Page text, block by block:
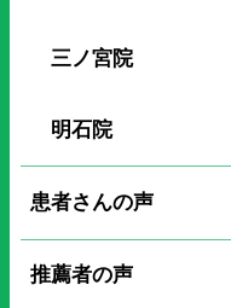
三ノ宮院
明石院
患者さんの声
推薦者の声